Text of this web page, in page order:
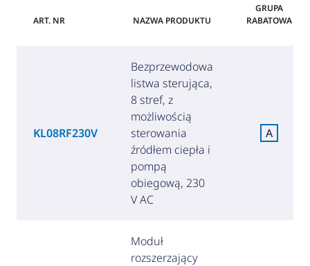
ART. NR NAZWA PRODUKTU
GRUPA
RABATOWA
KL08RF230V
Bezprzewodowa
listwa sterująca,
8 stref, z
możliwością
sterowania
źródłem ciepła i
pompą
obiegową, 230
V AC
A
Moduł
rozszerzający